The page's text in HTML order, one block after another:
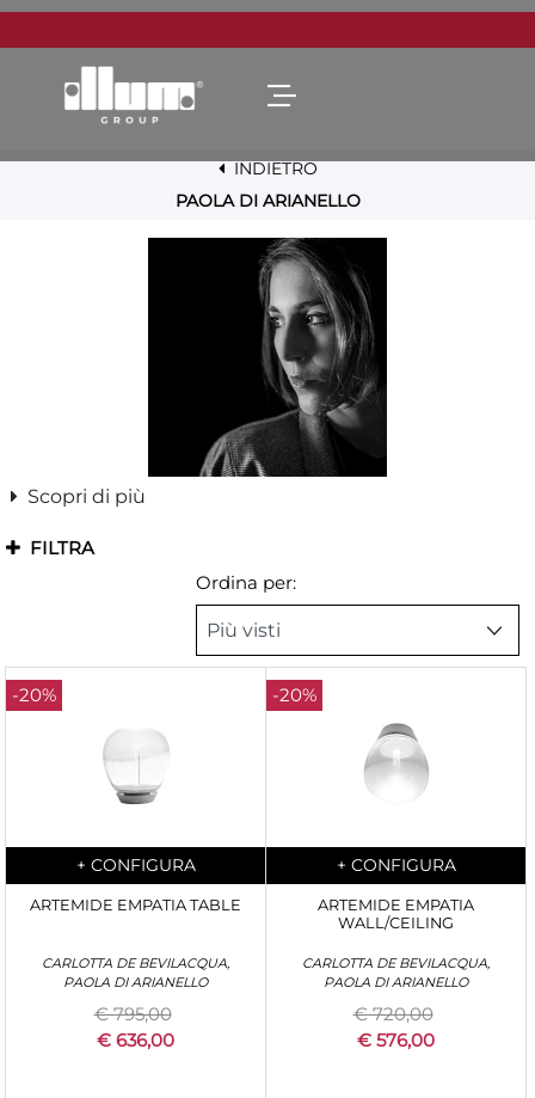
Open menu
INDIETRO
PAOLA DI ARIANELLO
Scopri di più
FILTRA
Ordina per:
-20%
Quantità
+ CONFIGURA
ARTEMIDE EMPATIA TABLE
CARLOTTA DE BEVILACQUA,
PAOLA DI ARIANELLO
€ 795,00
€ 636,00
-20%
Quantità
+ CONFIGURA
ARTEMIDE EMPATIA
WALL/CEILING
CARLOTTA DE BEVILACQUA,
PAOLA DI ARIANELLO
€ 720,00
€ 576,00